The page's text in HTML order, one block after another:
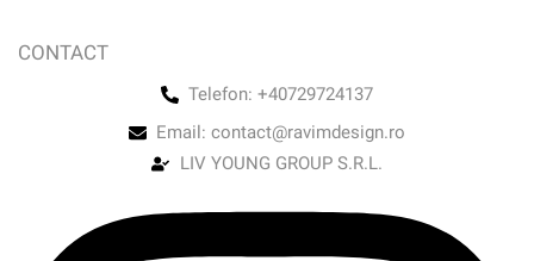
CONTACT
Telefon: +40729724137
Email: contact@ravimdesign.ro
LIV YOUNG GROUP S.R.L.